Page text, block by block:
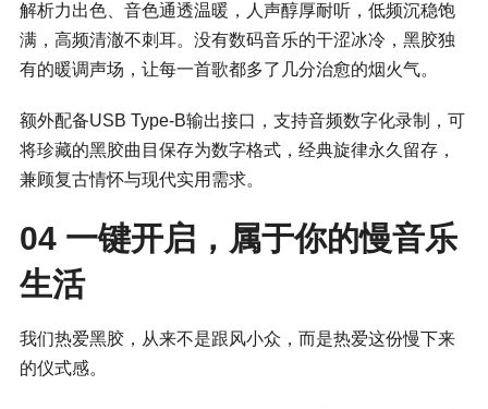
解析力出色、音色通透温暖，人声醇厚耐听，低频沉稳饱
满，高频清澈不刺耳。没有数码音乐的干涩冰冷，黑胶独
有的暖调声场，让每一首歌都多了几分治愈的烟火气。
额外配备USB Type-B输出接口，支持音频数字化录制，可
将珍藏的黑胶曲目保存为数字格式，经典旋律永久留存，
兼顾复古情怀与现代实用需求。
04 一键开启，属于你的慢音乐
生活
我们热爱黑胶，从来不是跟风小众，而是热爱这份慢下来
的仪式感。